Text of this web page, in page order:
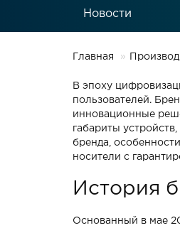
Новости
Главная
В эпоху
пользователей.
инновационные
габариты
бренда,
носители с
История
Основанный в мае